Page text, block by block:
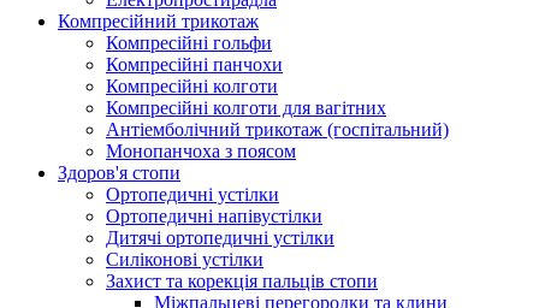
Компресійний трикотаж
Компресійні гольфи
Компресійні панчохи
Компресійні колготи
Компресійні колготи для вагітних
Антіемболічний трикотаж (госпітальний)
Монопанчоха з поясом
Здоров'я стопи
Ортопедичні устілки
Ортопедичні напівустілки
Дитячі ортопедичні устілки
Силіконові устілки
Захист та корекція пальців стопи
Міжпальцеві перегородки та клини